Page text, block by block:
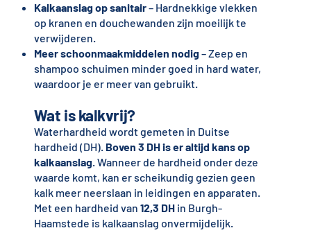
Kalkaanslag op sanitair– Hardnekkige vlekken
op kranen en douchewanden zijn moeilijk te
verwijderen.
Meer schoonmaakmiddelen nodig– Zeep en
shampoo schuimen minder goed in hard water,
waardoor je er meer van gebruikt.
Wat is kalkvrij?
Waterhardheid wordt gemeten in Duitse
hardheid (DH). Boven 3 DH is er altijd kans op
kalkaanslag. Wanneer de hardheid onder deze
waarde komt, kan er scheikundig gezien geen
kalk meer neerslaan in leidingen en apparaten.
Met een hardheid van 12,3 DHin Burgh-
Haamstede is kalkaanslag onvermijdelijk.